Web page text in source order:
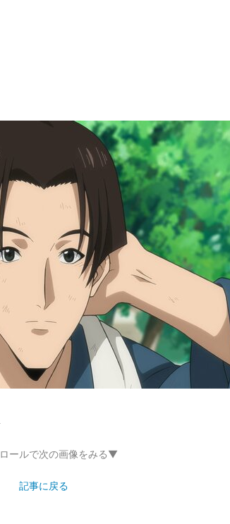
ールで次の画像をみる▼
記事に戻る